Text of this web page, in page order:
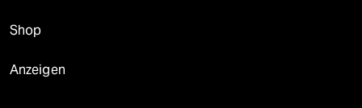
Shop
Anzeigen